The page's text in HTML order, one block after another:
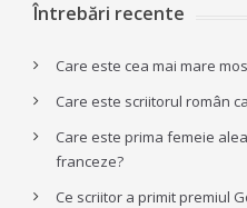
Întrebări recente
Care este cea mai mare
Care este scriitorul român
Care este prima femeie
franceze?
Ce scriitor a primit premiul